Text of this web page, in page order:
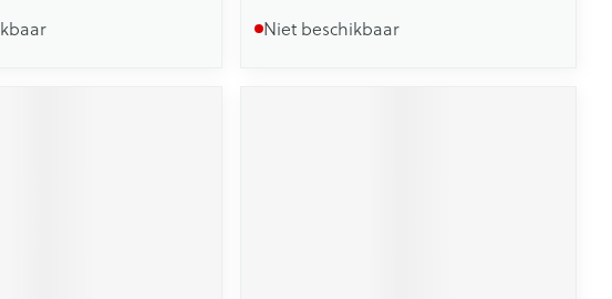
Niet beschikbaar